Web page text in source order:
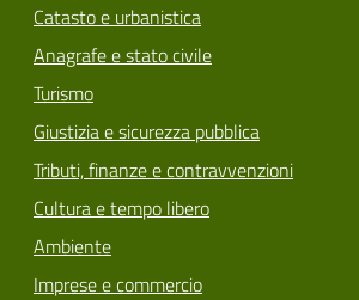
Catasto e urbanistica
Anagrafe e stato civile
Turismo
Giustizia e sicurezza pubblica
Tributi, finanze e contravvenzioni
Cultura e tempo libero
Ambiente
Imprese e commercio